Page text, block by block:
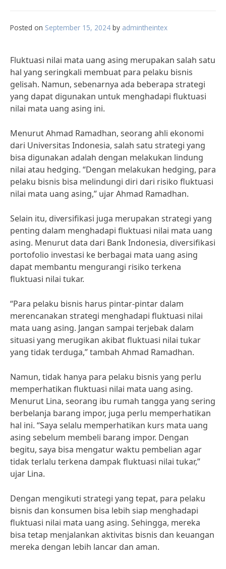
Posted on September 15, 2024 by admintheintex
Fluktuasi nilai mata uang asing merupakan salah satu
hal yang seringkali membuat para pelaku bisnis
gelisah. Namun, sebenarnya ada beberapa strategi
yang dapat digunakan untuk menghadapi fluktuasi
nilai mata uang asing ini.
Menurut Ahmad Ramadhan, seorang ahli ekonomi
dari Universitas Indonesia, salah satu strategi yang
bisa digunakan adalah dengan melakukan lindung
nilai atau hedging. “Dengan melakukan hedging, para
pelaku bisnis bisa melindungi diri dari risiko fluktuasi
nilai mata uang asing,” ujar Ahmad Ramadhan.
Selain itu, diversifikasi juga merupakan strategi yang
penting dalam menghadapi fluktuasi nilai mata uang
asing. Menurut data dari Bank Indonesia, diversifikasi
portofolio investasi ke berbagai mata uang asing
dapat membantu mengurangi risiko terkena
fluktuasi nilai tukar.
“Para pelaku bisnis harus pintar-pintar dalam
merencanakan strategi menghadapi fluktuasi nilai
mata uang asing. Jangan sampai terjebak dalam
situasi yang merugikan akibat fluktuasi nilai tukar
yang tidak terduga,” tambah Ahmad Ramadhan.
Namun, tidak hanya para pelaku bisnis yang perlu
memperhatikan fluktuasi nilai mata uang asing.
Menurut Lina, seorang ibu rumah tangga yang sering
berbelanja barang impor, juga perlu memperhatikan
hal ini. “Saya selalu memperhatikan kurs mata uang
asing sebelum membeli barang impor. Dengan
begitu, saya bisa mengatur waktu pembelian agar
tidak terlalu terkena dampak fluktuasi nilai tukar,”
ujar Lina.
Dengan mengikuti strategi yang tepat, para pelaku
bisnis dan konsumen bisa lebih siap menghadapi
fluktuasi nilai mata uang asing. Sehingga, mereka
bisa tetap menjalankan aktivitas bisnis dan keuangan
mereka dengan lebih lancar dan aman.